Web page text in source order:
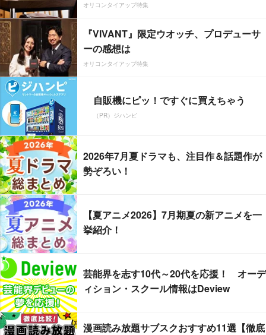
オリコンタイアップ特集
『VIVANT』限定ウオッチ、プロデューサ
ーの感想は
オリコンタイアップ特集
自販機にピッ！ですぐに買えちゃう
（PR）ジハンピ
2026年7月夏ドラマも、注目作＆話題作が
勢ぞろい！
【夏アニメ2026】7月期夏の新アニメを一
挙紹介！
芸能界を志す10代～20代を応援！ オーデ
ィション・スクール情報はDeview
漫画読み放題サブスクおすすめ11選【徹底